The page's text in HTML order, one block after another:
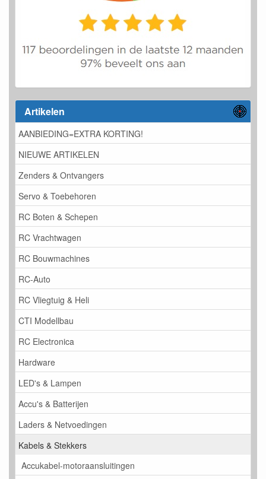
Artikelen
AANBIEDING=EXTRA KORTING!
NIEUWE ARTIKELEN
Zenders & Ontvangers
Servo & Toebehoren
RC Boten & Schepen
RC Vrachtwagen
RC Bouwmachines
RC-Auto
RC Vliegtuig & Heli
CTI Modellbau
RC Electronica
Hardware
LED's & Lampen
Accu's & Batterijen
Laders & Netvoedingen
Kabels & Stekkers
Accukabel-motoraansluitingen